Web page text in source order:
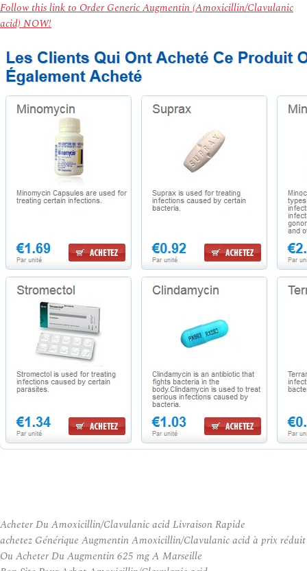
Follow this link to Order Generic Augmentin (Amoxicillin/Clavulanic
acid) NOW!
Acheter Du Amoxicillin/Clavulanic acid Livraison Rapide
achetez Générique Augmentin Amoxicillin/Clavulanic acid à prix réduit
Ou Acheter Du Augmentin 625 mg A Marseille